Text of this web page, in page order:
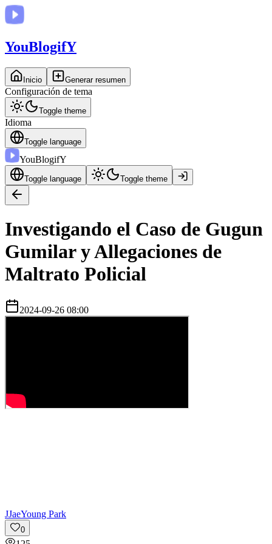
YouBlogifY
Inicio Generar resumen
Configuración de tema
Toggle theme
Idioma
Toggle language
YouBlogifY
Toggle language Toggle theme
Investigando el Caso de Gugun
Gumilar y Allegaciones de
Maltrato Policial
2024-09-26 08:00
JJaeYoung Park
0